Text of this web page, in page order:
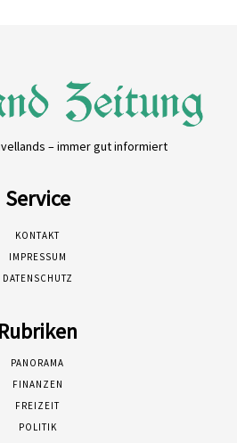
– immer gut informiert
Service
KONTAKT
IMPRESSUM
DATENSCHUTZ
Rubriken
PANORAMA
FINANZEN
FREIZEIT
POLITIK